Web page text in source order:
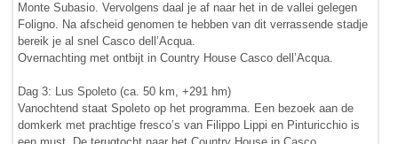
Monte Subasio. Vervolgens daal je af naar het in de vallei gelegen
Foligno. Na afscheid genomen te hebben van dit verrassende stadje
bereik je al snel Casco dell’Acqua.
Overnachting met ontbijt in Country House Casco dell’Acqua.
Dag 3: Lus Spoleto (ca. 50 km, +291 hm)
Vanochtend staat Spoleto op het programma. Een bezoek aan de
domkerk met prachtige fresco’s van Filippo Lippi en Pinturicchio is